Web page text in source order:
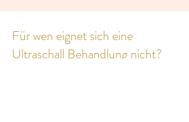
Für wen eignet sich eine
Ultraschall Behandlung nicht?